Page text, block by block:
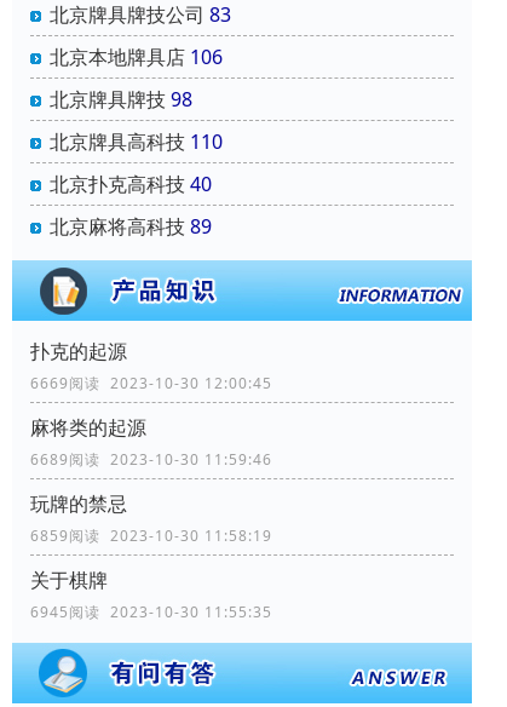
北京牌具牌技公司 83
北京本地牌具店 106
北京牌具牌技98
北京牌具高科技 110
北京扑克高科技40
北京麻将高科技89
扑克的起源
6669阅读 2023-10-30 12:00:45
麻将类的起源
6689阅读 2023-10-30 11:59:46
玩牌的禁忌
6859阅读 2023-10-30 11:58:19
关于棋牌
6945阅读 2023-10-30 11:55:35